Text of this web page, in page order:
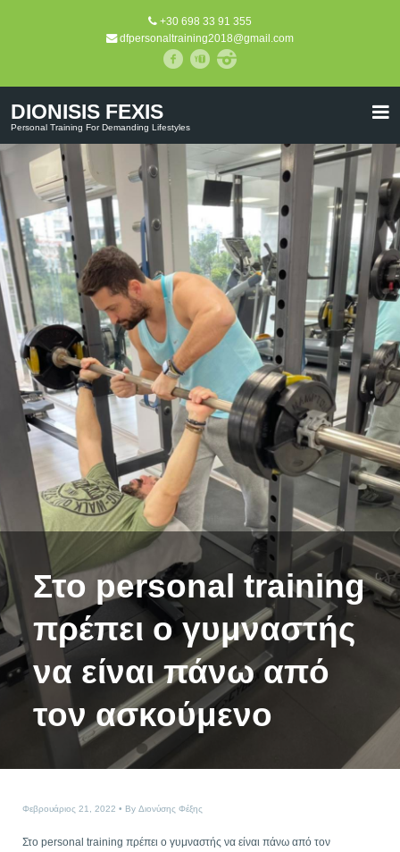
+30 698 33 91 355
dfpersonaltraining2018@gmail.com
DIONISIS FEXIS
Personal Training For Demanding Lifestyles
Στο personal training
πρέπει ο γυμναστής
να είναι πάνω από
τον ασκούμενο
Φεβρουάριος 21, 2022 By Διονύσης Φέξης
Στο personal training πρέπει ο γυμναστής να είναι πάνω από τον